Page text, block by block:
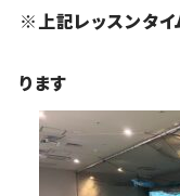
※上記レッスンタイ
ります